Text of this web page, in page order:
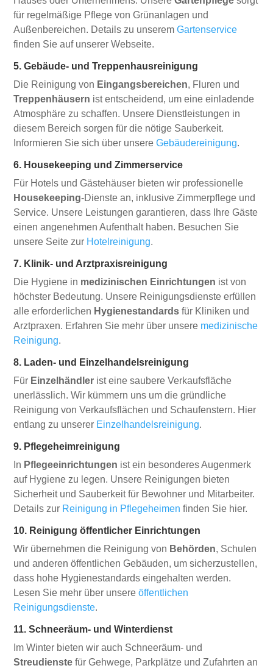
für regelmäßige Pflege von Grünanlagen und
Außenbereichen. Details zu unseremGartenservice
finden Sie auf unserer Webseite.
5. Gebäude- und Treppenhausreinigung
Die Reinigung von Eingangsbereichen, Fluren und
Treppenhäusern ist entscheidend, um eine einladende
Atmosphäre zu schaffen. Unsere Dienstleistungen in
diesem Bereich sorgen für die nötige Sauberkeit.
Informieren Sie sich über unsereGebäudereinigung.
6. Housekeeping und Zimmerservice
Für Hotels und Gästehäuser bieten wir professionelle
Housekeeping-Dienste an, inklusive Zimmerpflege und
Service. Unsere Leistungen garantieren, dass Ihre Gäste
einen angenehmen Aufenthalt haben. Besuchen Sie
unsere Seite zur Hotelreinigung.
7. Klinik- und Arztpraxisreinigung
Die Hygiene in medizinischen Einrichtungen ist von
höchster Bedeutung. Unsere Reinigungsdienste erfüllen
alle erforderlichen Hygienestandards für Kliniken und
Arztpraxen. Erfahren Sie mehr über unsere medizinische
Reinigung.
8. Laden- und Einzelhandelsreinigung
Für Einzelhändler ist eine saubere Verkaufsfläche
unerlässlich. Wir kümmern uns um die gründliche
Reinigung von Verkaufsflächen und Schaufenstern. Hier
entlang zu unserer Einzelhandelsreinigung.
9. Pflegeheimreinigung
In Pflegeeinrichtungen ist ein besonderes Augenmerk
auf Hygiene zu legen. Unsere Reinigungen bieten
Sicherheit und Sauberkeit für Bewohner und Mitarbeiter.
Details zur Reinigung in Pflegeheimen finden Sie hier.
10. Reinigung öffentlicher Einrichtungen
Wir übernehmen die Reinigung von Behörden, Schulen
und anderen öffentlichen Gebäuden, um sicherzustellen,
dass hohe Hygienestandards eingehalten werden.
Lesen Sie mehr über unsereöffentlichen
Reinigungsdienste.
11. Schneeräum- und Winterdienst
Im Winter bieten wir auch Schneeräum- und
Streudienste für Gehwege, Parkplätze und Zufahrten an